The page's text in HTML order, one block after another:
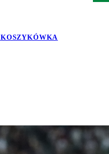
KOSZYKÓWKA